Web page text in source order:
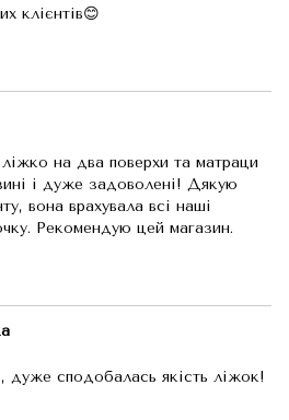
клієнтів😊
на два поверхи та матраци
і дуже задоволені! Дякую
вона врахувала всі наші
Рекомендую цей магазин.
дуже сподобалась якість ліжок!